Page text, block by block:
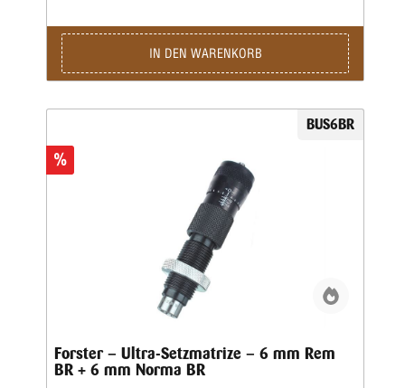
IN DEN WARENKORB
%
BUS6BR
Forster – Ultra-Setzmatrize – 6 mm Rem
BR + 6 mm Norma BR